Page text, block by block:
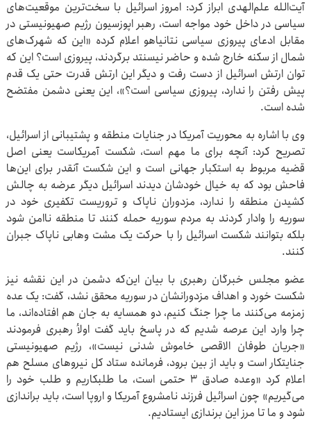
آیت‌الله علم‌الهدی ابراز کرد: امروز اسرائیل با سخت‌ترین موقعیت‌های
سیاسی در داخل خود مواجه است، رهبر اپوزسیون رژیم صهیونیستی در
مقابل ادعای پیروزی سیاسی نتانیاهو اعلام کرده «این که شهرک‌های
شمال از سکنه خارج شده و حاضر نیسنتد برگردند، پیروزی است؟ این که
توان ارتش اسرائیل از دست رفت و دیگر این ارتش قدرت حتی یک قدم
پیش رفتن را ندارد، پیروزی سیاسی است؟»، این یعنی دشمن مفتضح
شده است.
وی با اشاره به محوریت آمریکا در جنایات منطقه و پشتیبانی از اسرائیل،
تصریح کرد: آنچه برای ما مهم است، شکست آمریکاست یعنی اصل
قضیه مربوط به استکبار جهانی است و این شکست آنقدر برای این‌ها
فاحش بود که به خیال خودشان دیدند اسرائیل دیگر عرضه به چالش
کشیدن منطقه را ندارد، مزدوران ناپاک و تروریست تکفیری خود در
سوریه را وادار کردند به مردم سوریه حمله کنند تا منطقه ناامن شود
بلکه بتوانند شکست اسرائیل را با حرکت یک مشت وهابی ناپاک جبران
کنند.
عضو مجلس خبرگان رهبری با بیان این‌که دشمن در این نقشه نیز
شکست خورد و اهداف مزدورانشان در سوریه محقق نشد، گفت: یک عده
زمزمه می‌کنند ما چرا جنگ کنیم، دو همسایه به جان هم افتاده‌اند، ما
چرا وارد این عرصه شدیم که در پاسخ باید گفت اولأ رهبری فرمودند
«جریان طوفان الاقصی خاموش شدنی نیست»، رژیم صهیونیستی
جنایتکار است و باید از بین برود، فرمانده ستاد کل نیروهای مسلح هم
اعلام کرد «وعده صادق ۳ حتمی است، ما طلبکاریم و طلب خود را
می‌گیریم» چون اسرائیل فرزند نامشروع آمریکا و اروپا است، باید براندازی
شود و ما تا مرز این برندازی ایستادیم.